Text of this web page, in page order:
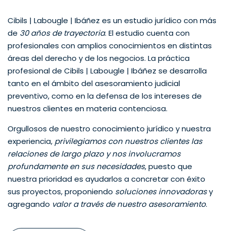
Cibils | Labougle | Ibáñez es un estudio jurídico con más
de 30 años de trayectoria. El estudio cuenta con
profesionales con amplios conocimientos en distintas
áreas del derecho y de los negocios. La práctica
profesional de Cibils | Labougle | Ibáñez se desarrolla
tanto en el ámbito del asesoramiento judicial
preventivo, como en la defensa de los intereses de
nuestros clientes en materia contenciosa.
Orgullosos de nuestro conocimiento jurídico y nuestra
experiencia, privilegiamos con nuestros clientes las
relaciones de largo plazo y nos involucramos
profundamente en sus necesidades, puesto que
nuestra prioridad es ayudarlos a concretar con éxito
sus proyectos, proponiendo soluciones innovadorasy
agregando valor a través de nuestro asesoramiento.